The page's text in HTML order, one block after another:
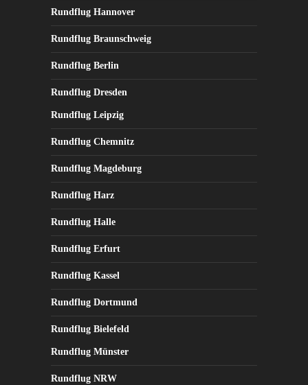
Rundflug Hannover
Rundflug Braunschweig
Rundflug Berlin
Rundflug Dresden
Rundflug Leipzig
Rundflug Chemnitz
Rundflug Magdeburg
Rundflug Harz
Rundflug Halle
Rundflug Erfurt
Rundflug Kassel
Rundflug Dortmund
Rundflug Bielefeld
Rundflug Münster
Rundflug NRW